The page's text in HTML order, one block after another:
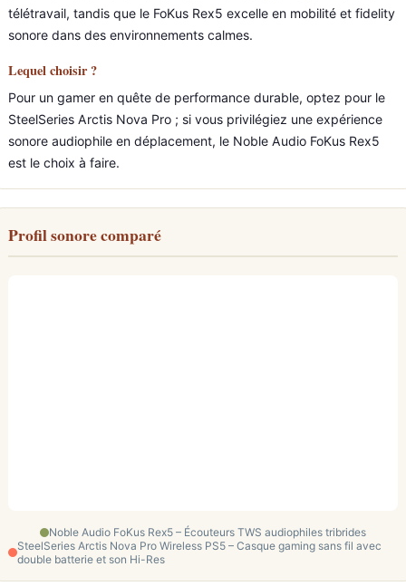
télétravail, tandis que le FoKus Rex5 excelle en mobilité et fidelity
sonore dans des environnements calmes.
Lequel choisir ?
Pour un gamer en quête de performance durable, optez pour le
SteelSeries Arctis Nova Pro ; si vous privilégiez une expérience
sonore audiophile en déplacement, le Noble Audio FoKus Rex5
est le choix à faire.
Profil sonore comparé
Noble Audio FoKus Rex5 – Écouteurs TWS audiophiles tribrides
SteelSeries Arctis Nova Pro Wireless PS5 – Casque gaming sans fil avec
double batterie et son Hi-Res